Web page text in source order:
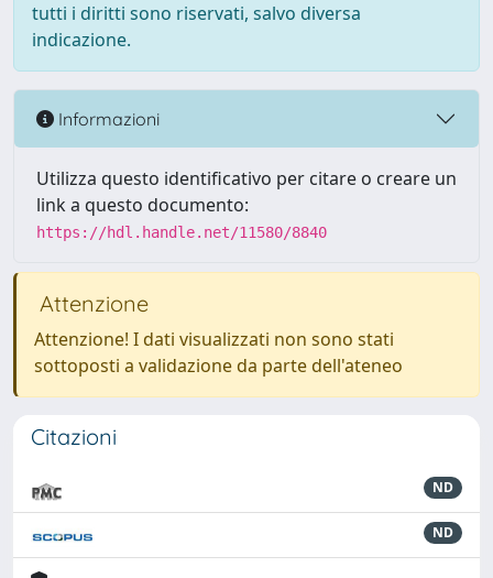
tutti i diritti sono riservati, salvo diversa
indicazione.
Informazioni
Utilizza questo identificativo per citare o creare un
link a questo documento:
https://hdl.handle.net/11580/8840
Attenzione
Attenzione! I dati visualizzati non sono stati
sottoposti a validazione da parte dell'ateneo
Citazioni
ND
ND